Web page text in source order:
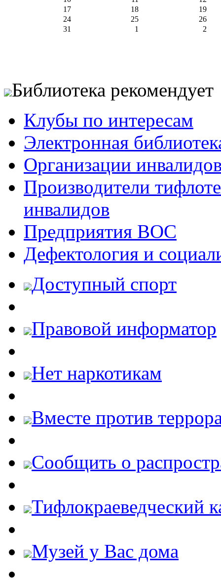
17
18
19
24
25
26
31
1 2
Библиотека рекомендует
Клубы по интересам
Электронная
Организации
Производители
инвалидов
Предприятия ВОС
Дефектология и
Доступный спорт
Правовой информатор
Нет наркотикам
Вместе против
Cообщить о
Тифлокраеведческий
Музей у Вас дома